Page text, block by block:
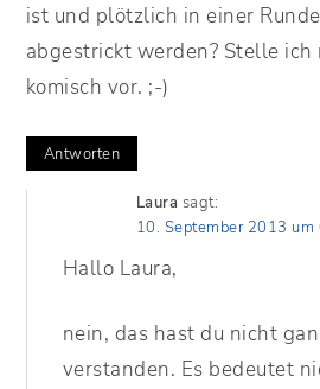
ist und plötzlich in einer
abgestrickt werden? Stelle
komisch vor. ;-)
Antworten
Laura sagt:
10. September 2013
Hallo Laura,
nein, das hast du nicht
verstanden. Es bedeutet